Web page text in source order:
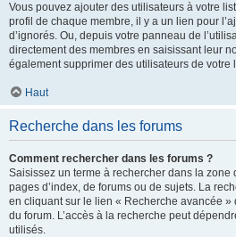
Vous pouvez ajouter des utilisateurs à votre
profil de chaque membre, il y a un lien pour
d’ignorés. Ou, depuis votre panneau de
directement des membres en saisissant leur
également supprimer des utilisateurs de votre
Haut
Recherche dans les forums
Comment rechercher dans les forums ?
Saisissez un terme à rechercher dans la
pages d’index, de forums ou de sujets. La
en cliquant sur le lien « Recherche avancée
du forum. L’accès à la recherche peut
utilisés.